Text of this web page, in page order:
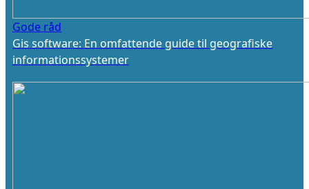
Gode råd
Gis software: En omfattende guide til geografiske
informationssystemer